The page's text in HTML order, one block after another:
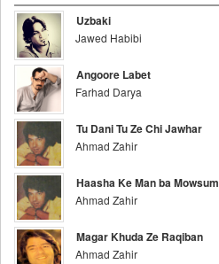
Uzbaki
Jawed Habibi
Angoore Labet
Farhad Darya
Tu Dani Tu Ze Chi Jawhar
Ahmad Zahir
Haasha Ke Man ba Mowsum
Ahmad Zahir
Magar Khuda Ze Raqiban
Ahmad Zahir